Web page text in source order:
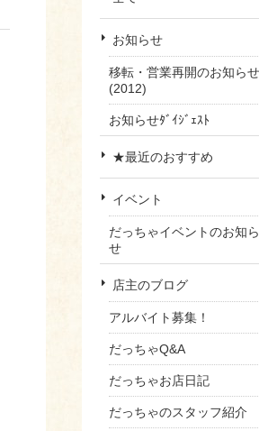
お知らせ
移転・営業再開のお知らせ
(2012)
お知らせﾀﾞｲｼﾞｪｽﾄ
★最近のおすすめ
イベント
だっちゃイベントのお知ら
せ
店主のブログ
アルバイト募集！
だっちゃQ&A
だっちゃお店日記
だっちゃのスタッフ紹介